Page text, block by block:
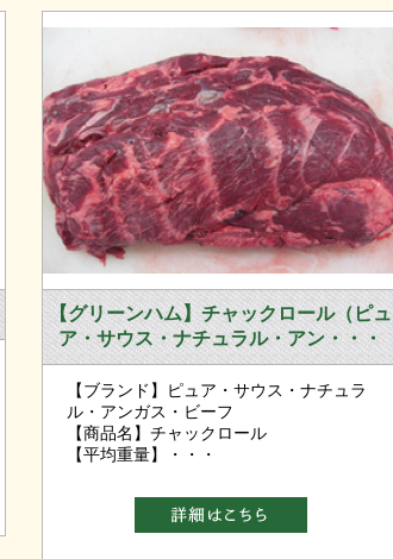
【グリーンハム】チャックロール（ピュ
ア・サウス・ナチュラル・アン・・・
【ブランド】ピュア・サウス・ナチュラ
ル・アンガス・ビーフ
【商品名】チャックロール
【平均重量】・・・